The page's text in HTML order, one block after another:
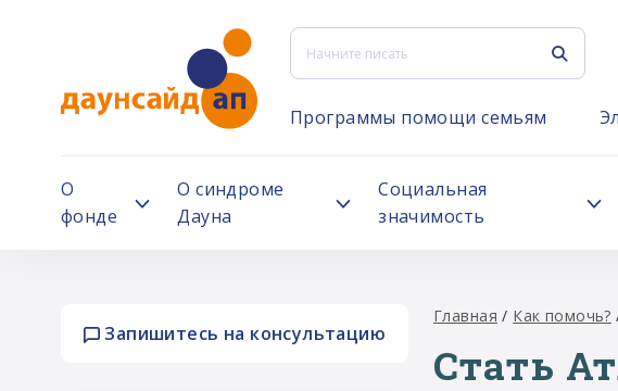
Программы помощи семьям
О
фонде
О синдроме
Дауна
Социальная
значимость
Запишитесь на консультацию
Главная / Как помочь?
Стать